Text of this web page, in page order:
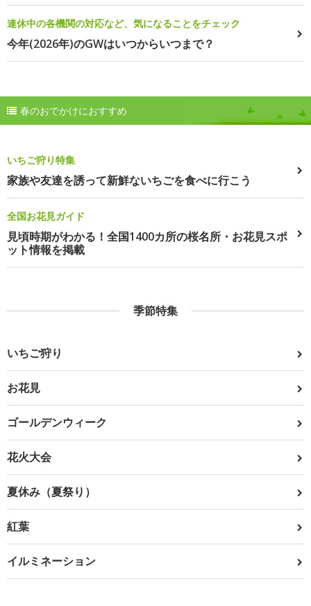
連休中の各機関の対応など、気になることをチェック
今年(2026年)のGWはいつからいつまで？
春のおでかけにおすすめ
いちご狩り特集
家族や友達を誘って新鮮ないちごを食べに行こう
全国お花見ガイド
見頃時期がわかる！全国1400カ所の桜名所・お花見スポ
ット情報を掲載
季節特集
いちご狩り
お花見
ゴールデンウィーク
花火大会
夏休み（夏祭り）
紅葉
イルミネーション